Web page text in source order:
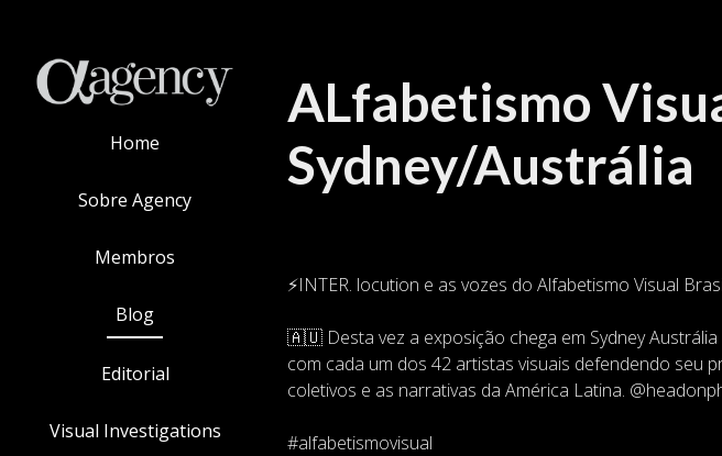
Home
Sobre Agency
Membros
Blog
Editorial
Visual Investigations
ALfabetismo
Sydney/Austrália
⚡️INTER. locution e as vozes do Alfabetismo Visual
🇦🇺 Desta vez a exposição chega em Sydney
com cada um dos 42 artistas visuais defendendo seu
coletivos e as narrativas da América Latina.
#alfabetismovisual